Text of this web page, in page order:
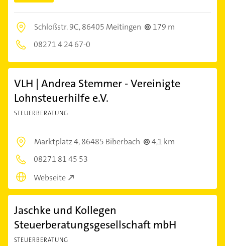
Schloßstr. 9C,86405 Meitingen
179 m
08271 4 24 67-0
VLH | Andrea Stemmer - Vereinigte
Lohnsteuerhilfe e.V.
STEUERBERATUNG
Marktplatz 4,86485 Biberbach
4,1 km
08271 81 45 53
Webseite
Jaschke und Kollegen
Steuerberatungsgesellschaft mbH
STEUERBERATUNG